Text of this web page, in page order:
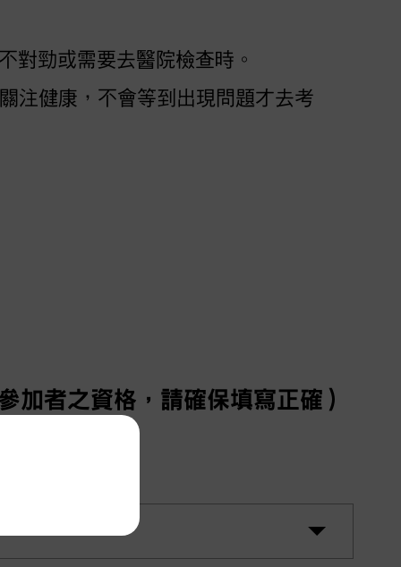
對勁或需要去醫院檢查時。
注健康，不會等到出現問題才去考
加者之資格，請確保填寫正確）